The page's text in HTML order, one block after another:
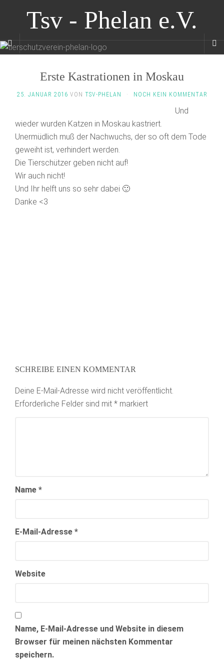
Tsv - Phelan e.V.
Erste Kastrationen in Moskau
25. JANUAR 2016 VON TSV-PHELAN · NOCH KEIN KOMMENTAR
Und
wieder wurden Katzen in Moskau kastriert.
Unermüdlich muß der Nachwuchs, der so oft dem Tode
geweiht ist, verhindert werden.
Die Tierschützer geben nicht auf!
Wir auch nicht!
Und Ihr helft uns so sehr dabei 🙂
Danke <3
SCHREIBE EINEN KOMMENTAR
Deine E-Mail-Adresse wird nicht veröffentlicht.
Erforderliche Felder sind mit * markiert
Name *
E-Mail-Adresse *
Website
Name, E-Mail-Adresse und Website in diesem
Browser für meinen nächsten Kommentar
speichern.